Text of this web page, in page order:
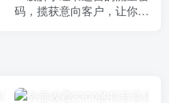
码，揽获意向客户，让你的